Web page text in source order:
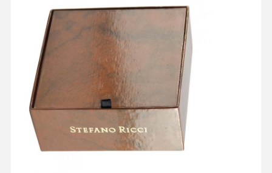
Αρχική
Σελίδα
Προϊόντα
Σχετικά Με
Εργοστασίων
Επαφή
Περιπτώσεις
Κουτί καλλυντικής συσκευασίας